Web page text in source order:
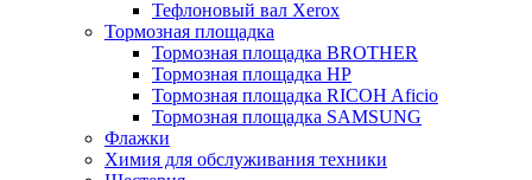
Тефлоновый вал Xerox
Тормозная площадка
Тормозная площадка BROTHER
Тормозная площадка HP
Тормозная площадка RICOH Aficio
Тормозная площадка SAMSUNG
Флажки
Химия для обслуживания техники